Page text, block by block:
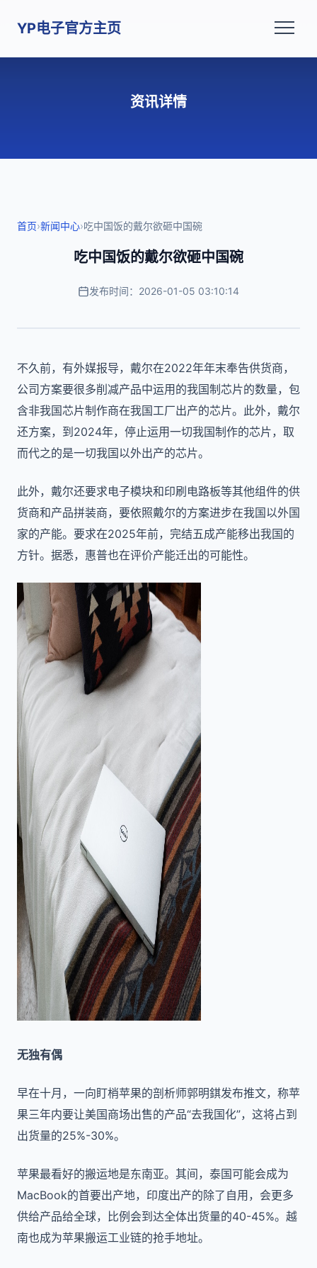
YP电子官方主页
资讯详情
首页›新闻中心›吃中国饭的戴尔欲砸中国碗
吃中国饭的戴尔欲砸中国碗
发布时间：2026-01-05 03:10:14
不久前，有外媒报导，戴尔在2022年年末奉告供货商，
公司方案要很多削减产品中运用的我国制芯片的数量，包
含非我国芯片制作商在我国工厂出产的芯片。此外，戴尔
还方案，到2024年，停止运用一切我国制作的芯片，取
而代之的是一切我国以外出产的芯片。
此外，戴尔还要求电子模块和印刷电路板等其他组件的供
货商和产品拼装商，要依照戴尔的方案进步在我国以外国
家的产能。要求在2025年前，完结五成产能移出我国的
方针。据悉，惠普也在评价产能迁出的可能性。
无独有偶
早在十月，一向盯梢苹果的剖析师郭明錤发布推文，称苹
果三年内要让美国商场出售的产品“去我国化”，这将占到
出货量的25%-30%。
苹果最看好的搬运地是东南亚。其间，泰国可能会成为
MacBook的首要出产地，印度出产的除了自用，会更多
供给产品给全球，比例会到达全体出货量的40-45%。越
南也成为苹果搬运工业链的抢手地址。